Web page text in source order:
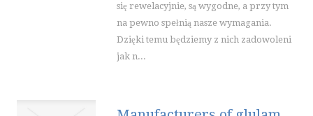
się rewelacyjnie, są wygodne, a przy tym
na pewno spełnią nasze wymagania.
Dzięki temu będziemy z nich zadowoleni
jak n...